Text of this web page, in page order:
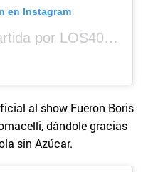
en Instagram
Una publicación compartida por LOS40 Panamá (@los40panama)
al show Fueron Boris
dándole gracias
sin Azúcar.